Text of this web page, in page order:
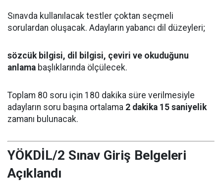
Sınavda kullanılacak testler çoktan seçmeli
sorulardan oluşacak. Adayların yabancı dil düzeyleri;
sözcük bilgisi, dil bilgisi, çeviri ve okuduğunu
anlama başlıklarında ölçülecek.
Toplam 80 soru için 180 dakika süre verilmesiyle
adayların soru başına ortalama 2 dakika 15 saniyelik
zamanı bulunacak.
YÖKDİL/2 Sınav Giriş Belgeleri
Açıklandı